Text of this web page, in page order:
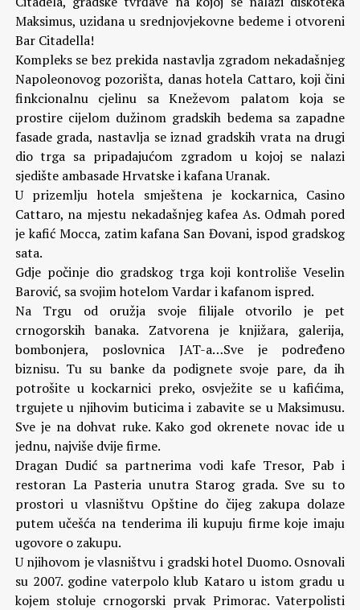
Maksimus, uzidana u srednjovjekovne bedeme i otvoreni
Bar Citadella!
Kompleks se bez prekida nastavlja zgradom nekadašnjeg
Napoleonovog pozorišta, danas hotela Cattaro, koji čini
finkcionalnu cjelinu sa Kneževom palatom koja se
prostire cijelom dužinom gradskih bedema sa zapadne
fasade grada, nastavlja se iznad gradskih vrata na drugi
dio trga sa pripadajućom zgradom u kojoj se nalazi
sjedište ambasade Hrvatske i kafana Uranak.
U prizemlju hotela smještena je kockarnica, Casino
Cattaro, na mjestu nekadašnjeg kafea As. Odmah pored
je kafić Mocca, zatim kafana San Đovani, ispod gradskog
sata.
Gdje počinje dio gradskog trga koji kontroliše Veselin
Barović, sa svojim hotelom Vardar i kafanom ispred.
Na Trgu od oružja svoje filijale otvorilo je pet
crnogorskih banaka. Zatvorena je knjižara, galerija,
bombonjera, poslovnica JAT-a…Sve je podređeno
biznisu. Tu su banke da podignete svoje pare, da ih
potrošite u kockarnici preko, osvježite se u kafićima,
trgujete u njihovim buticima i zabavite se u Maksimusu.
Sve je na dohvat ruke. Kako god okrenete novac ide u
jednu, najviše dvije firme.
Dragan Dudić sa partnerima vodi kafe Tresor, Pab i
restoran La Pasteria unutra Starog grada. Sve su to
prostori u vlasništvu Opštine do čijeg zakupa dolaze
putem učešća na tenderima ili kupuju firme koje imaju
ugovore o zakupu.
U njihovom je vlasništvu i gradski hotel Duomo. Osnovali
su 2007. godine vaterpolo klub Kataro u istom gradu u
kojem stoluje crnogorski prvak Primorac. Vaterpolisti